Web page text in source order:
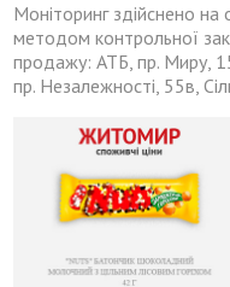
Моніторинг здійснено на
методом контрольної
продажу: АТБ, пр. Миру,
пр. Незалежності, 55в,